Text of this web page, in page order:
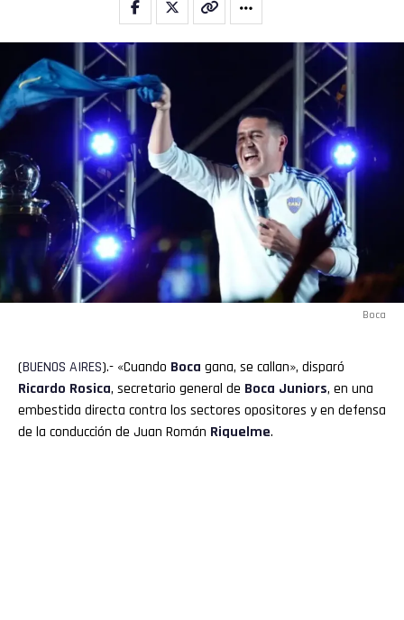
Boca
(BUENOS AIRES).- «Cuando Boca gana, se callan», disparó
Ricardo Rosica, secretario general de Boca Juniors, en una
embestida directa contra los sectores opositores y en defensa
de la conducción de Juan Román Riquelme.